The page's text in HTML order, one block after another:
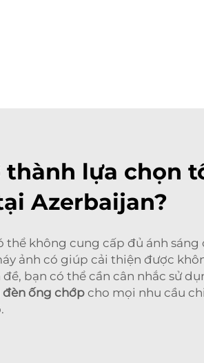
lựa chọn
Azerbaijan?
không cung cấp đủ ánh sáng
ảnh có giúp cải thiện được
bạn có thể cần cân nhắc sử
ống chớpcho mọi nhu cầu